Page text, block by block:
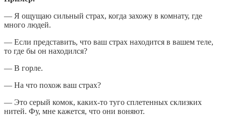
— Я ощущаю сильный страх, когда захожу в комнату, где
много людей.
— Если представить, что ваш страх находится в вашем теле,
то где бы он находился?
— В горле.
— На что похож ваш страх?
— Это серый комок, каких-то туго сплетенных склизких
нитей. Фу, мне кажется, что они воняют.